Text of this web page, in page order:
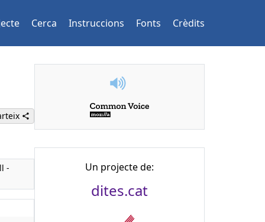
Cerca Instruccions Fonts Crèdits
-
Un projecte de:
dites.cat